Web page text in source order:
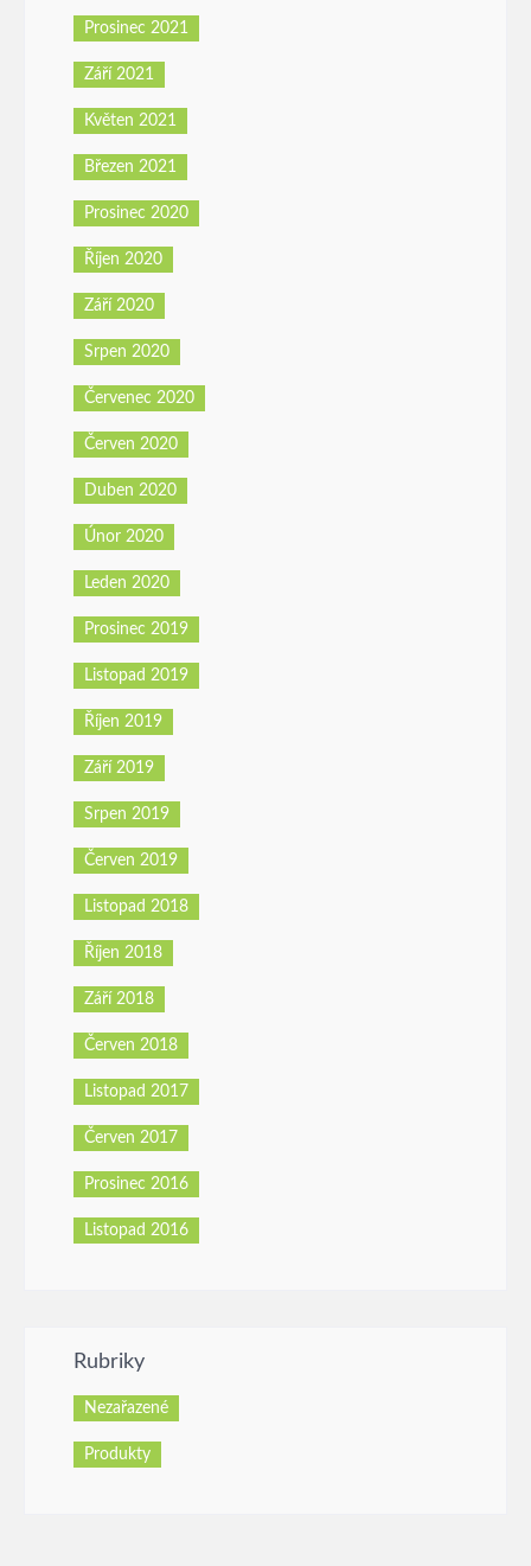
Prosinec 2021
Září 2021
Květen 2021
Březen 2021
Prosinec 2020
Říjen 2020
Září 2020
Srpen 2020
Červenec 2020
Červen 2020
Duben 2020
Únor 2020
Leden 2020
Prosinec 2019
Listopad 2019
Říjen 2019
Září 2019
Srpen 2019
Červen 2019
Listopad 2018
Říjen 2018
Září 2018
Červen 2018
Listopad 2017
Červen 2017
Prosinec 2016
Listopad 2016
Rubriky
Nezařazené
Produkty